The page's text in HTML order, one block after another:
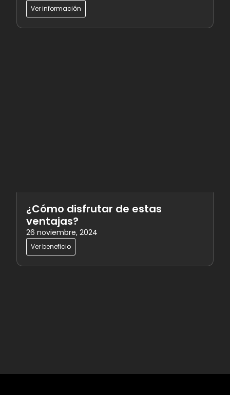
Ver información
¿Cómo disfrutar de estas
ventajas?
26 noviembre, 2024
Ver beneficio